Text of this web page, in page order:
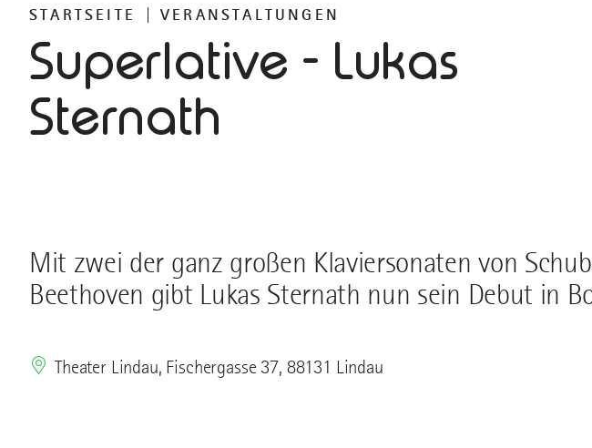
STARTSEITE VERANSTALTUNGEN
Superlative - Lukas
Sternath
Mit zwei der ganz großen Klaviersonaten von
Beethoven gibt Lukas Sternath nun sein Debut in
Theater Lindau, Fischergasse 37, 88131 Lindau